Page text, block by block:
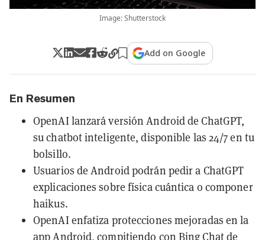
Image: Shutterstock
Add on Google
En Resumen
OpenAI lanzará versión Android de ChatGPT,
su chatbot inteligente, disponible las 24/7 en tu
bolsillo.
Usuarios de Android podrán pedir a ChatGPT
explicaciones sobre física cuántica o componer
haikus.
OpenAI enfatiza protecciones mejoradas en la
app Android, compitiendo con Bing Chat de